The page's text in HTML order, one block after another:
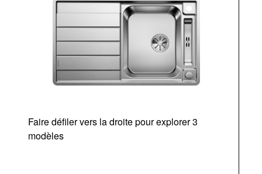
Faire défiler vers la droite pour explorer 3
modèles